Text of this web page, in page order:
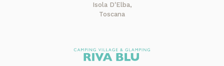
Isola D'Elba,
Toscana